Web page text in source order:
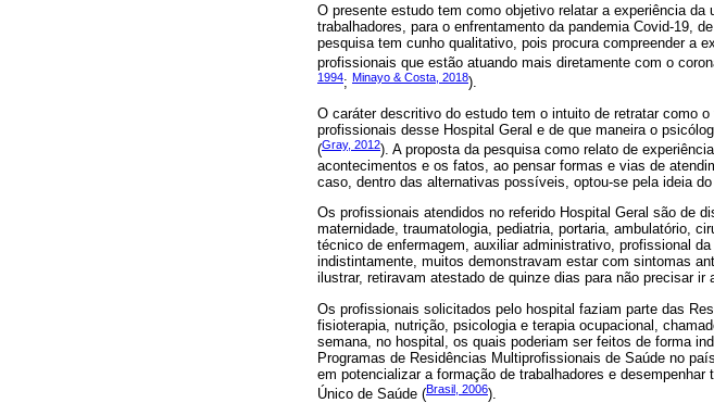
O presente estudo tem como objetivo relatar a experiência
trabalhadores, para o enfrentamento da pandemia Covid-19,
pesquisa tem cunho qualitativo, pois procura compreender a
profissionais que estão atuando mais diretamente com o
1994; Minayo & Costa, 2018).
O caráter descritivo do estudo tem o intuito de retratar como
profissionais desse Hospital Geral e de que maneira o
(Gray, 2012). A proposta da pesquisa como relato de
acontecimentos e os fatos, ao pensar formas e vias de
caso, dentro das alternativas possíveis, optou-se pela ideia
Os profissionais atendidos no referido Hospital Geral são de
maternidade, traumatologia, pediatria, portaria, ambulatório,
técnico de enfermagem, auxiliar administrativo, profissional
indistintamente, muitos demonstravam estar com sintomas
ilustrar, retiravam atestado de quinze dias para não precisar
Os profissionais solicitados pelo hospital faziam parte das
fisioterapia, nutrição, psicologia e terapia ocupacional,
semana, no hospital, os quais poderiam ser feitos de forma
Programas de Residências Multiprofissionais de Saúde no
em potencializar a formação de trabalhadores e
Único de Saúde (Brasil, 2006).